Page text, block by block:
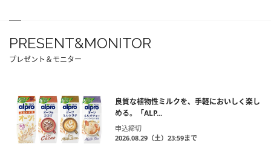
PRESENT&MONITOR
プレゼント＆モニター
良質な植物性ミルクを、手軽においしく楽し
める。「ALP...
申込締切
2026.08.29（土）23:59まで